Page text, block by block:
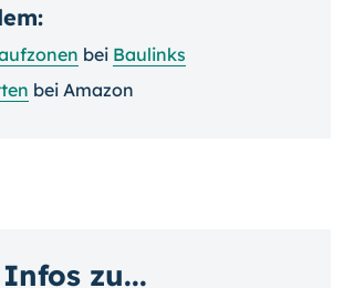
bei Baulinks
bei Amazon
zu...